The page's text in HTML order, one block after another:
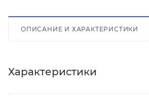
ОПИСАНИЕ И ХАРАКТЕРИСТИКИ
Характеристики